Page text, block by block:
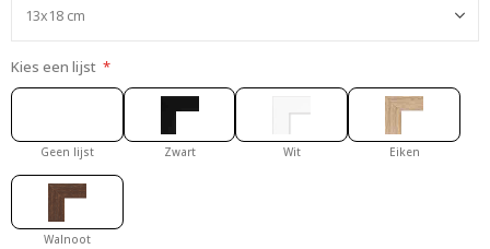
Kies een lijst
Geen lijst Zwart Wit Eiken
Walnoot